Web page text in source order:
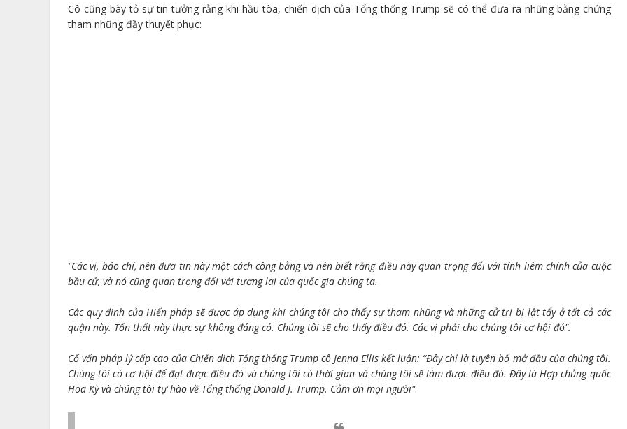
Cô cũng bày tỏ sự tin tưởng rằng khi hầu tòa, chiến dịch của Tổng thống Trump sẽ có thể đưa ra những bằng chứng
tham nhũng đầy thuyết phục:
"Các vị, báo chí, nên đưa tin này một cách công bằng và nên biết rằng điều này quan trọng đối với tính liêm chính của cuộc
bầu cử, và nó cũng quan trọng đối với tương lai của quốc gia chúng ta.
Các quy định của Hiến pháp sẽ được áp dụng khi chúng tôi cho thấy sự tham nhũng và những cử tri bị lật tẩy ở tất cả các
quận này. Tổn thất này thực sự không đáng có. Chúng tôi sẽ cho thấy điều đó. Các vị phải cho chúng tôi cơ hội đó".
Cố vấn pháp lý cấp cao của Chiến dịch Tổng thống Trump cô Jenna Ellis kết luận: “Đây chỉ là tuyên bố mở đầu của chúng tôi.
Chúng tôi có cơ hội để đạt được điều đó và chúng tôi có thời gian và chúng tôi sẽ làm được điều đó. Đây là Hợp chủng quốc
Hoa Kỳ và chúng tôi tự hào về Tổng thống Donald J. Trump. Cảm ơn mọi người".